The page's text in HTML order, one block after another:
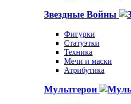
Звездные Войны
Фигурки
Статуэтки
Техника
Мечи и маски
Атрибутика
Мультгерои